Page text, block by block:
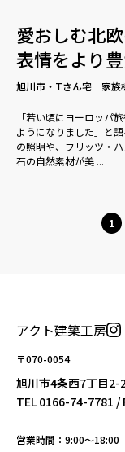
愛おしむ北
表情をより
旭川市・Tさん宅 家族
「若い頃にヨーロッパ
ようになりました」と
の照明や、フリッツ・
石の自然素材が美 ...
1
アクト建築工房
〒070-0054
旭川市4条西7丁目2-
TEL 0166-74-7781 /
営業時間：9:00〜18:00